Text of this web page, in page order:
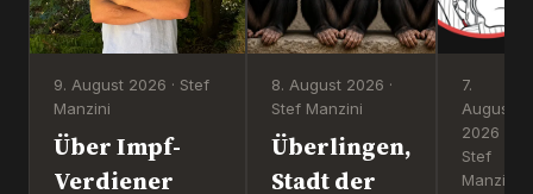
9. August 2026 · Stef
Manzini
Über Impf-
Verdiener
8. August 2026 ·
Stef Manzini
Überlingen,
Stadt der
7.
August
2026 ·
Stef
Manzini